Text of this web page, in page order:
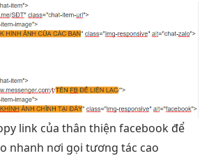
link của thân thiện facebook để
nhanh nơi gọi tương tác cao